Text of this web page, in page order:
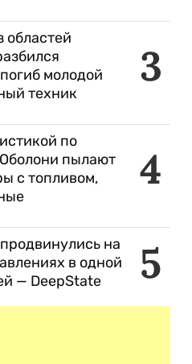
3
областей
молодой
техник
4
по
пылают
с топливом,
5
на
в одной
— DeepState